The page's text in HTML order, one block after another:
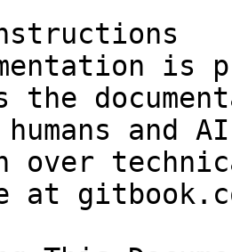
is
the
and
over
at